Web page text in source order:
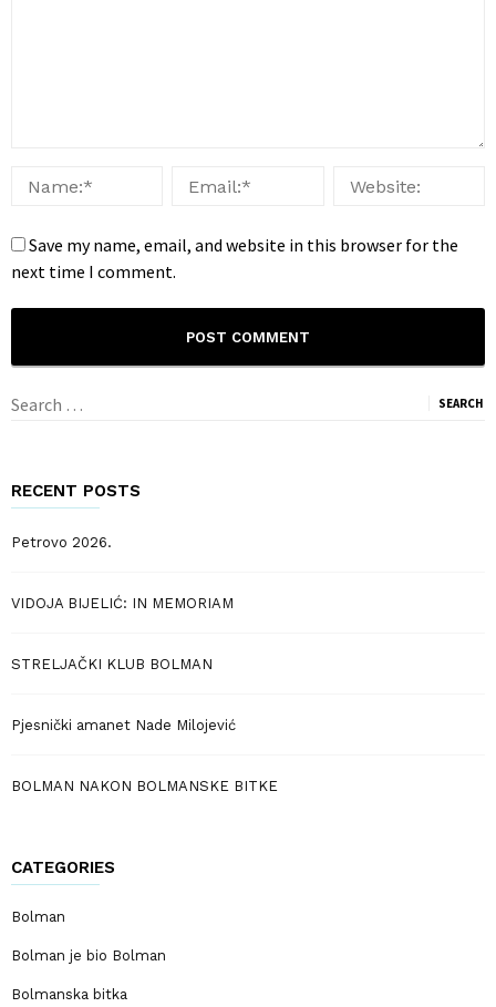
Save my name, email, and website in this browser for the
next time I comment.
Search
RECENT POSTS
Petrovo 2026.
VIDOJA BIJELIĆ: IN MEMORIAM
STRELJAČKI KLUB BOLMAN
Pjesnički amanet Nade Milojević
BOLMAN NAKON BOLMANSKE BITKE
CATEGORIES
Bolman
Bolman je bio Bolman
Bolmanska bitka